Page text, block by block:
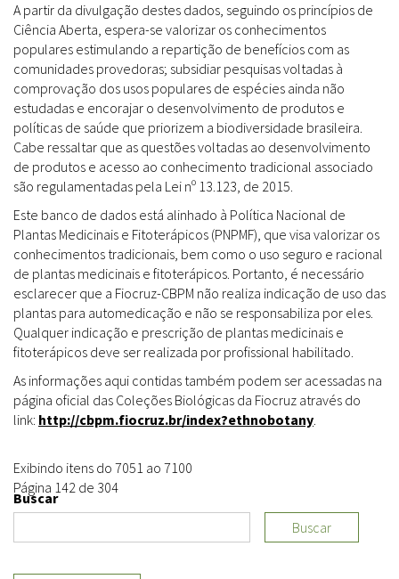
A partir da divulgação destes dados, seguindo os princípios de
Ciência Aberta, espera-se valorizar os conhecimentos
populares estimulando a repartição de benefícios com as
comunidades provedoras; subsidiar pesquisas voltadas à
comprovação dos usos populares de espécies ainda não
estudadas e encorajar o desenvolvimento de produtos e
políticas de saúde que priorizem a biodiversidade brasileira.
Cabe ressaltar que as questões voltadas ao desenvolvimento
de produtos e acesso ao conhecimento tradicional associado
são regulamentadas pela Lei nº 13.123, de 2015.
Este banco de dados está alinhado à Política Nacional de
Plantas Medicinais e Fitoterápicos (PNPMF), que visa valorizar os
conhecimentos tradicionais, bem como o uso seguro e racional
de plantas medicinais e fitoterápicos. Portanto, é necessário
esclarecer que a Fiocruz-CBPM não realiza indicação de uso das
plantas para automedicação e não se responsabiliza por eles.
Qualquer indicação e prescrição de plantas medicinais e
fitoterápicos deve ser realizada por profissional habilitado.
As informações aqui contidas também podem ser acessadas na
página oficial das Coleções Biológicas da Fiocruz através do
link: http://cbpm.fiocruz.br/index?ethnobotany.
Exibindo itens do 7051 ao 7100
Página 142 de 304
Buscar
Buscar